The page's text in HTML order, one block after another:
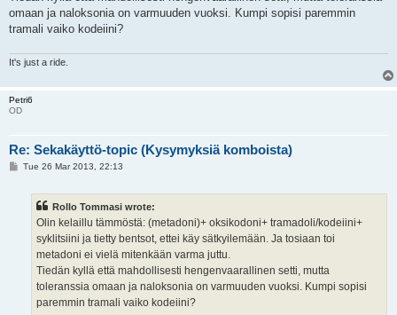
omaan ja naloksonia on varmuuden vuoksi. Kumpi sopisi paremmin
tramali vaiko kodeiini?
It's just a ride.
Petri6
OD
Re: Sekakäyttö-topic (Kysymyksiä komboista)
PTue 26 Mar 2013, 22:13
Rollo Tommasi wrote:
Olin kelaillu tämmöstä: (metadoni)+ oksikodoni+ tramadoli/kodeiini+
syklitsiini ja tietty bentsot, ettei käy sätkyilemään. Ja tosiaan toi
metadoni ei vielä mitenkään varma juttu.
Tiedän kyllä että mahdollisesti hengenvaarallinen setti, mutta
toleranssia omaan ja naloksonia on varmuuden vuoksi. Kumpi sopisi
paremmin tramali vaiko kodeiini?